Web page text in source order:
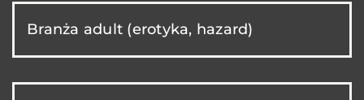
Branża adult (erotyka, hazard)